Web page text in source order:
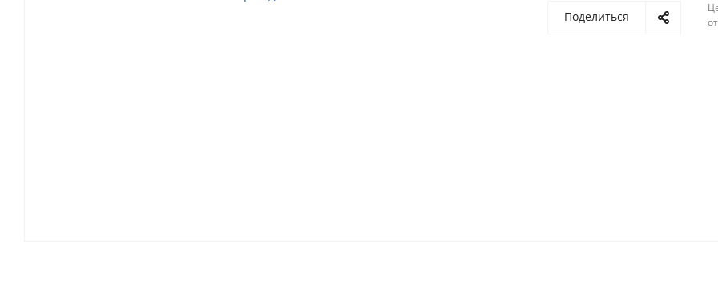
Поделиться